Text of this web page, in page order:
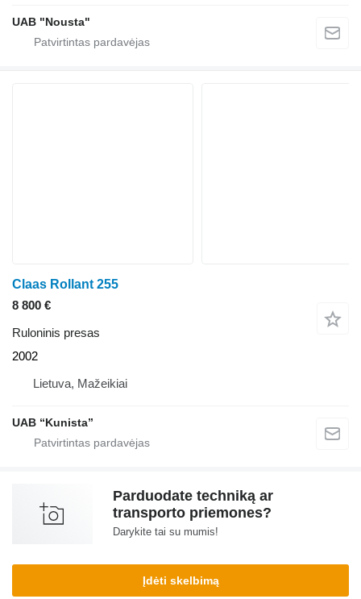
UAB "Nousta"
Claas Rollant 255
8 800 €
Ruloninis presas
2002
Lietuva, Mažeikiai
UAB “Kunista”
Parduodate techniką ar
transporto priemones?
Darykite tai su mumis!
Įdėti skelbimą